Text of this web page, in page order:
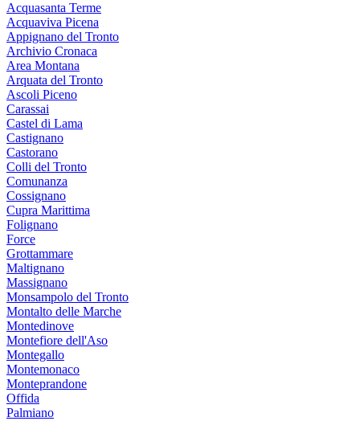
Acquasanta Terme
Acquaviva Picena
Appignano del Tronto
Archivio Cronaca
Area Montana
Arquata del Tronto
Ascoli Piceno
Carassai
Castel di Lama
Castignano
Castorano
Colli del Tronto
Comunanza
Cossignano
Cupra Marittima
Folignano
Force
Grottammare
Maltignano
Massignano
Monsampolo del Tronto
Montalto delle Marche
Montedinove
Montefiore dell'Aso
Montegallo
Montemonaco
Monteprandone
Offida
Palmiano